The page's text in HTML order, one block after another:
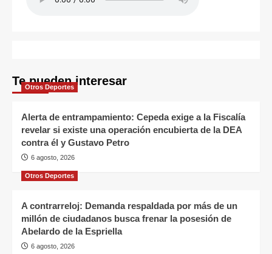
Te pueden interesar
Otros Deportes
Alerta de entrampamiento: Cepeda exige a la Fiscalía
revelar si existe una operación encubierta de la DEA
contra él y Gustavo Petro
6 agosto, 2026
Otros Deportes
A contrarreloj: Demanda respaldada por más de un
millón de ciudadanos busca frenar la posesión de
Abelardo de la Espriella
6 agosto, 2026